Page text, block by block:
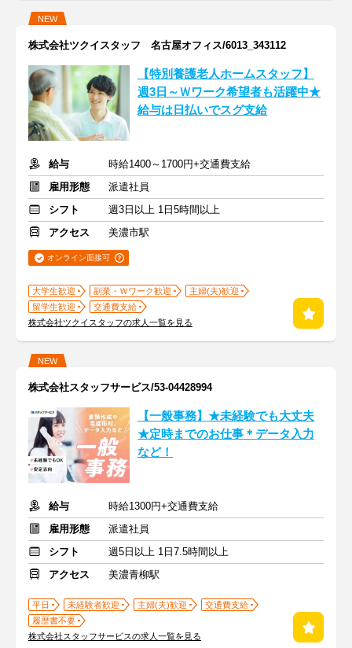
NEW
株式会社ツクイスタッフ 名古屋オフィス/6013_343112
【特別養護老人ホームスタッフ】
週3日～Ｗワーク希望者も活躍中★
給与は日払いでスグ支給
給与
時給1400～1700円+交通費支給
雇用形態
派遣社員
シフト
週3日以上 1日5時間以上
アクセス
美濃市駅
オンライン面接可
大学生歓迎 副業・Ｗワーク歓迎
主婦(夫)歓迎
留学生歓迎
交通費支給
株式会社ツクイスタッフの求人一覧を見る
NEW
株式会社スタッフサービス/53-04428994
【一般事務】★未経験でも大丈夫
★定時までのお仕事＊データ入力
など！
給与
時給1300円+交通費支給
雇用形態
派遣社員
シフト
週5日以上 1日7.5時間以上
アクセス
美濃青柳駅
平日 未経験者歓迎 主婦(夫)歓迎
交通費支給
履歴書不要
株式会社スタッフサービスの求人一覧を見る